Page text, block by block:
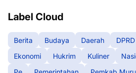
Label Cloud
Berita Budaya Daerah
Ekonomi
Hukrim Kuliner